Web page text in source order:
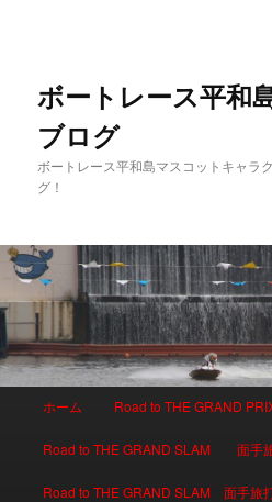
ボートレース平
ブログ
ボートレース平和島マスコットキャラ
グ！
メインコンテンツへ移動
サブコンテンツへ移動
ホーム Road to THE GRAND
Road to THE GRAND SLAM 面手
Road to THE GRAND SLAM 面手